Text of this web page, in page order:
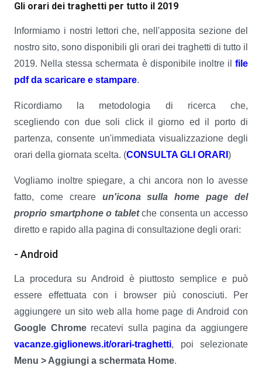
Gli orari dei traghetti per tutto il 2019
Informiamo i nostri lettori che, nell'apposita sezione del
nostro sito, sono disponibili gli orari dei traghetti di tutto il
2019. Nella stessa schermata è disponibile inoltre il file
pdf da scaricare e stampare.
Ricordiamo la metodologia di ricerca che,
scegliendo con due soli click il giorno ed il porto di
partenza, consente un'immediata visualizzazione degli
orari della giornata scelta. (CONSULTA GLI ORARI )
Vogliamo inoltre spiegare, a chi ancora non lo avesse
fatto, come creare un'icona sulla home page del
proprio smartphone o tabletche consenta un accesso
diretto e rapido alla pagina di consultazione degli orari:
- Android
La procedura su Android è piuttosto semplice e può
essere effettuata con i browser più conosciuti. Per
aggiungere un sito web alla home page di Android con
Google Chrome recatevi sulla pagina da aggiungere
vacanze.giglionews.it/orari-traghetti, poi selezionate
Menu > Aggiungi a schermata Home.